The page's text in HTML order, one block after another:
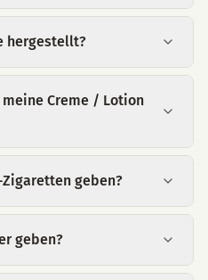
hergestellt?
Creme / Lotion
geben?
geben?